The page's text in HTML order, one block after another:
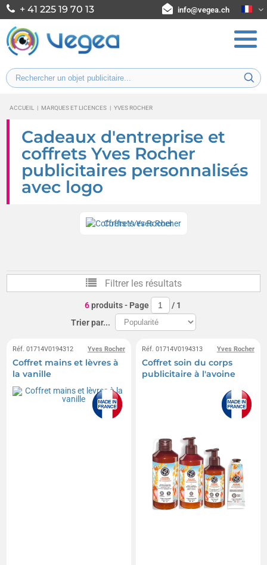
+ 41 225 19 70 13 info@vegea.ch
ACCUEIL | MARQUES ET LICENCES | YVES ROCHER
Cadeaux d'entreprise et
coffrets Yves Rocher
publicitaires personnalisés
avec logo
Coffrets Yves Rocher
Filtrer les résultats
6produits- Page / 1
Trier par...
Yves Rocher
Réf. 01714V0194312
Coffret mains et lèvres à
la vanille
Yves Rocher
Réf. 01714V0194313
Coffret soin du corps
publicitaire à l'avoine